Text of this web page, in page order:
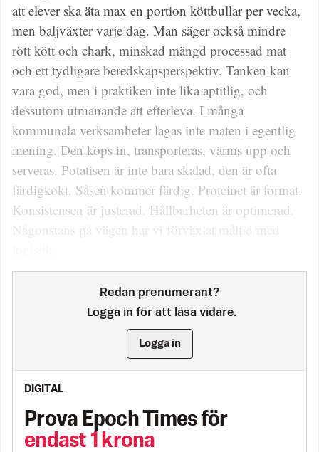
att elever ska äta max en portion köttbullar per vecka,
men baljväxter varje dag. Man säger också mindre
rött kött och chark, minskad mängd processad mat
och ett tydligare beredskapsperspektiv. Tanken kan
vara god, men i praktiken inte lika aptitlig, och
dessutom utmanande att efterleva. I många
kommunala verksamheter lagas inte maten i egentlig
mening. Den köps in, transporteras, värms upp och
serveras. Potatisen är inte bara skalad, den är ofta
färdigkokt. Såsen kommer färdig. Proteinet är format.
Konsistensen är justerad. Hållbarheten är optimerad.
Någonstans på vägen har vi förväxlat måltid med
Redan prenumerant?
Logga in för att läsa vidare.
Logga in
DIGITAL
Prova Epoch Times för
endast 1 krona